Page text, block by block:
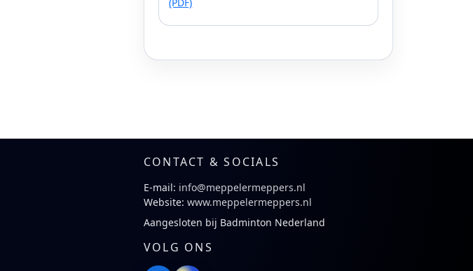
CONTACT & SOCIALS
E-mail: info@meppelermeppers.nl
Website: www.meppelermeppers.nl
Aangesloten bij Badminton Nederland
VOLG ONS